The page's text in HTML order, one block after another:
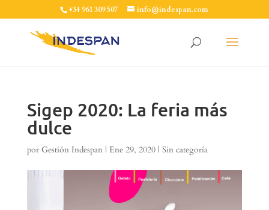
+34 961 309 507 info@indespan.com
Sigep 2020: La feria más
dulce
por Gestión Indespan| Ene 29, 2020| Sin categoría